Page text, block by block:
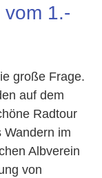
1.-
große Frage.
auf dem
Radtour
Wandern im
Albverein
von